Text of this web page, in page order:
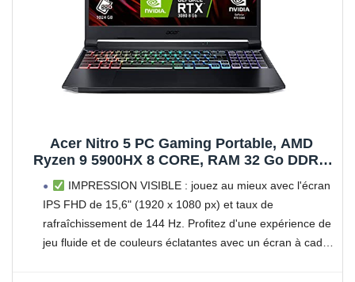
Acer Nitro 5 PC Gaming Portable, AMD
Ryzen 9 5900HX 8 CORE, RAM 32 Go DDR4,
SSD 1024 Go PCIe NVMe , écran 15,6" FHD
IPS 144 Hz LCD, NVIDIA GeForce RTX 3080 8
Go, wi.fi6, Win 11, disposition italienne
IMPRESSION VISIBLE : jouez au mieux avec l'écran
IPS FHD de 15,6" (1920 x 1080 px) et taux de
rafraîchissement de 144 Hz. Profitez d'une expérience de
jeu fluide et de couleurs éclatantes avec un écran à cadre